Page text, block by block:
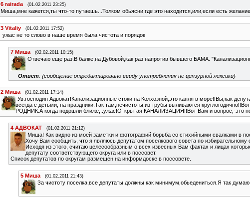
6 rairada (01.02.2011 23:25)
Миша,мне кажется,ты что-то путаешь...Толком обьясни,где это находится,или,если есть
3 Vitaliy (01.02.2011 17:52)
ужас не то слово в наше время была чистота и порядок
7 Миша (02.02.2011 10:15)
Отвечаю еще раз.В балке,на Дубовой,как раз напротив бывшего БАМА.
Ответ: {сообщение отредактировано ввиду употребления не цензурной лексики}
2 Миша (01.02.2011 17:14)
Ув.господин Адвокат!Канализационные стоки на Колхозной,это капля в море!!Вы,как
всегда c детьми, на праздники.Так там,нечистоты,из трубы выливаются
РОДНИК.А когда подошли ближе,..ужас!Открытая КАНАЛИЗАЦИЯ!!Вот Вам и вопрос,-это
4 АДВОКАТ (01.02.2011 21:12)
Миша! Как видно из моей заметки и фотографий борьба со стихийными свалками в
Хочу Вам сообщить, что я являюсь депутатом поселкового совета по
Исходя из этого, считаю целесообразным о всех извесных Вам фактах и лицах
депутату соответствующего округа или в поссовет.
Список депутатов по округам размещен на информдоске в поссовете.
5 Миша (01.02.2011 21:43)
За чистоту поселка,все депутаты,должны как минимум,обьедениться.Я так